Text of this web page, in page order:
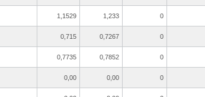
1,1529 1,233 0
0,715 0,7267 0
0,7735 0,7852 0
0,00 0,00 0